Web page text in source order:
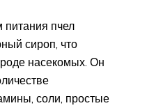
пчел
сироп, что
насекомых. Он
соли, простые